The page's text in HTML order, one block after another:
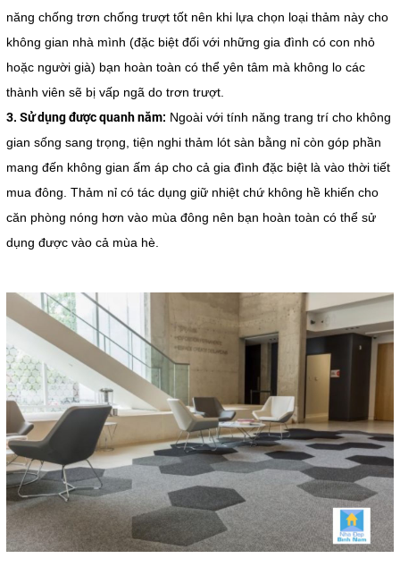
năng chống trơn chống trượt tốt nên khi lựa chọn loại thảm này cho
không gian nhà mình (đặc biệt đối với những gia đình có con nhỏ
hoặc người già) bạn hoàn toàn có thể yên tâm mà không lo các
thành viên sẽ bị vấp ngã do trơn trượt.
3. Sử dụng được quanh năm: Ngoài với tính năng trang trí cho không
gian sống sang trọng, tiện nghi thảm lót sàn bằng nỉ còn góp phần
mang đến không gian ấm áp cho cả gia đình đặc biệt là vào thời tiết
mua đông. Thảm nỉ có tác dụng giữ nhiệt chứ không hề khiến cho
căn phòng nóng hơn vào mùa đông nên bạn hoàn toàn có thể sử
dụng được vào cả mùa hè.